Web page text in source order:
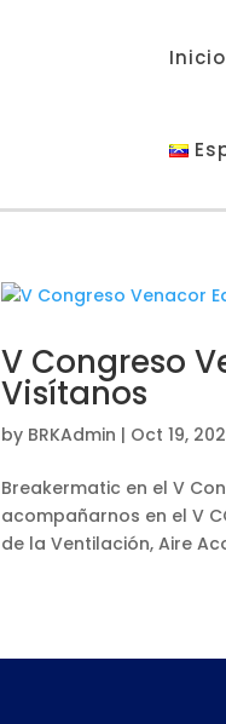
Inicio
V Congreso
Visítanos
by BRKAdmin | Oct 19,
Breakermatic en el V
acompañarnos en el V
de la Ventilación, Aire